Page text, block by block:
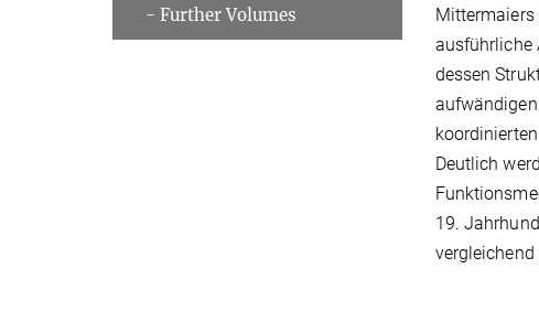
Mittermaiers
ausführliche
dessen
Deutlich
19.
- Further Volumes